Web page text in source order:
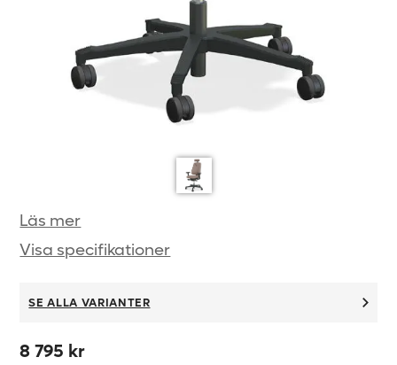
Läs mer
Visa specifikationer
SE ALLA VARIANTER
8 795 kr